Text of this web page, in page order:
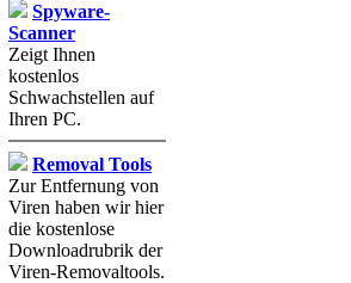
Spyware-
Scanner
Zeigt Ihnen
kostenlos
Schwachstellen auf
Ihren PC.
Removal Tools
Zur Entfernung von
Viren haben wir hier
die kostenlose
Downloadrubrik der
Viren-Removaltools.